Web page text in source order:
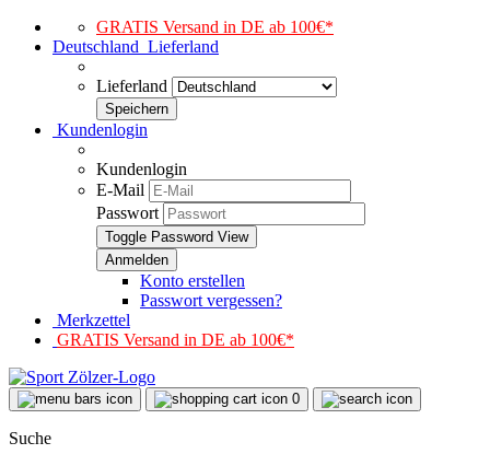
GRATIS Versand in DE ab 100€*
Deutschland Lieferland
Lieferland
Kundenlogin
Kundenlogin
E-Mail
Passwort
Toggle Password View
Konto erstellen
Passwort vergessen?
Merkzettel
GRATIS Versand in DE ab 100€*
0
Suche